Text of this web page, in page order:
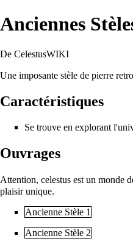
Anciennes
De CelestusWIKI
Une imposante stèle de pierre
Caractéristiques
Se trouve en explorant
Ouvrages
Attention, celestus est un monde
plaisir unique.
Ancienne Stèle 1
Ancienne Stèle 2